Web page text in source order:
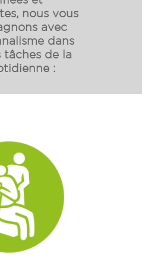
nous vous
avec
dans
tâches de la
: